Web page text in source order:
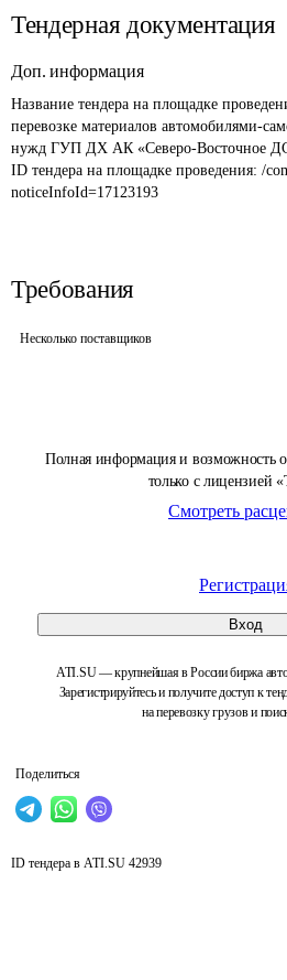
Полная информация и возможность
только с лицензией
Смотреть
Вход
ATI.SU — крупнейшая в России биржа
Зарегистрируйтесь и получите доступ к
на перевозку грузов и
Поделиться
Тендерная документация
Доп. информация
Название тендера на площадке
перевозке материалов автомобилями-
нужд ГУП ДХ АК «Северо-Восточное
ID тендера на площадке проведения: /
noticeInfoId=17123193
Требования
Несколько поставщиков
ID тендера в ATI.SU 42939